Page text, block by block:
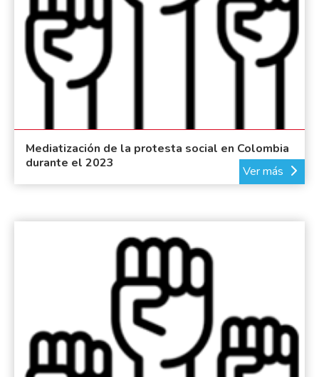
Mediatización de la protesta social en Colombia
durante el 2023
Ver más